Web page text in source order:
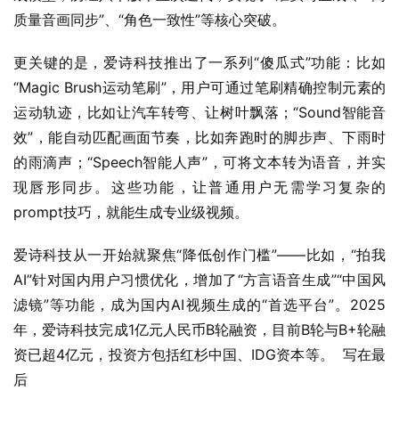
“Magic Brush运动笔刷”，用户可通过笔刷精确控制元素的
运动轨迹，比如让汽车转弯、让树叶飘落；“Sound智能音
效”，能自动匹配画面节奏，比如奔跑时的脚步声、下雨时
的雨滴声；“Speech智能人声”，可将文本转为语音，并实
现唇形同步。这些功能，让普通用户无需学习复杂的
prompt技巧，就能生成专业级视频。
AI”针对国内用户习惯优化，增加了“方言语音生成”“中国风
滤镜”等功能，成为国内AI视频生成的“首选平台”。2025
年，爱诗科技完成1亿元人民币B轮融资，目前B轮与B+轮融
资已超4亿元，投资方包括红杉中国、IDG资本等。  写在最
后